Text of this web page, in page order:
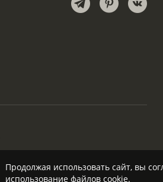
Продолжая использовать сайт, вы
использование файлов cookie.